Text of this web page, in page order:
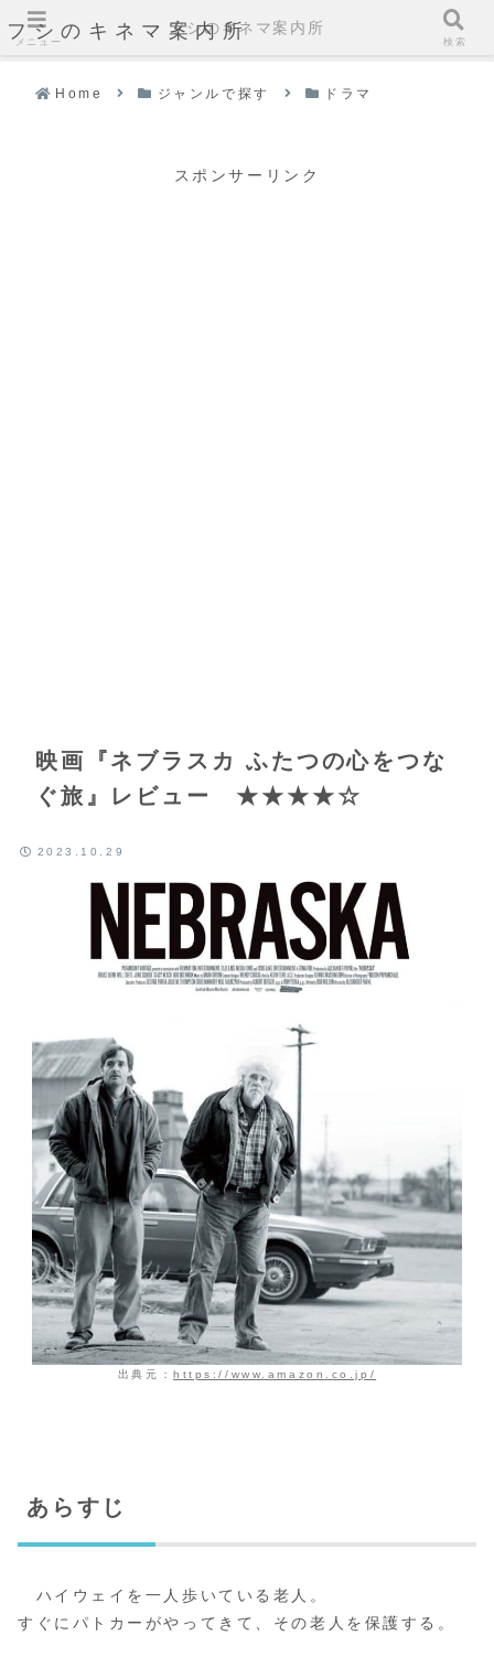
フシのキネマ案内所
Home ジャンルで探す ドラマ
スポンサーリンク
映画『ネブラスカ ふたつの心をつな
ぐ旅』レビュー ★★★★☆
2023.10.29
出典元：https://www.amazon.co.jp/
あらすじ
ハイウェイを一人歩いている老人。
すぐにパトカーがやってきて、その老人を保護する。
メニュー
フシのキネマ案内所
検索